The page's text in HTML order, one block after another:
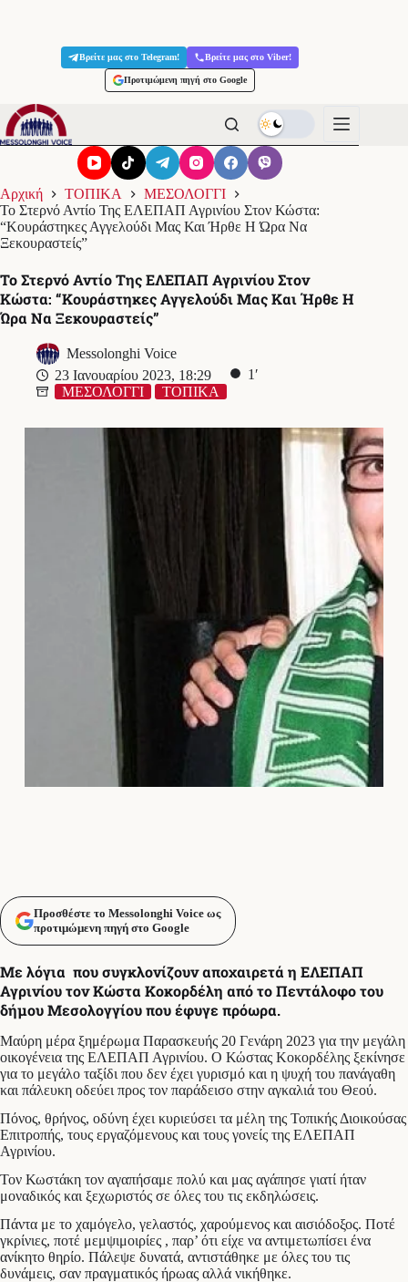
Βρείτε μας στο Telegram! Βρείτε μας στο Viber!
Προτιμώμενη πηγή στο Google
Αρχική ΤΟΠΙΚΑ
ΜΕΣΟΛΟΓΓΙ
Το Στερνό Αντίο Της ΕΛΕΠΑΠ Αγρινίου Στον Κώστα:
“Κουράστηκες Αγγελούδι Μας Και Ήρθε Η Ώρα Να
Ξεκουραστείς”
Το Στερνό Αντίο Της ΕΛΕΠΑΠ Αγρινίου Στον
Κώστα: “Κουράστηκες Αγγελούδι Μας Και Ήρθε Η
Ώρα Να Ξεκουραστείς”
Messolonghi Voice
23 Ιανουαρίου 2023, 18:29
1′
ΜΕΣΟΛΟΓΓΙ
ΤΟΠΙΚΑ
Προσθέστε το Messolonghi Voice ως
προτιμώμενη πηγή στο Google
Με λόγια που συγκλονίζουν αποχαιρετά η ΕΛΕΠΑΠ
Αγρινίου τον Κώστα Κοκορδέλη από το Πεντάλοφο του
δήμου Μεσολογγίου που έφυγε πρόωρα.
Μαύρη μέρα ξημέρωμα Παρασκευής 20 Γενάρη 2023 για την μεγάλη
οικογένεια της ΕΛΕΠΑΠ Αγρινίου. Ο Κώστας Κοκορδέλης ξεκίνησε
για το μεγάλο ταξίδι που δεν έχει γυρισμό και η ψυχή του πανάγαθη
και πάλευκη οδεύει προς τον παράδεισο στην αγκαλιά του Θεού.
Πόνος, θρήνος, οδύνη έχει κυριεύσει τα μέλη της Τοπικής Διοικούσας
Επιτροπής, τους εργαζόμενους και τους γονείς της ΕΛΕΠΑΠ
Αγρινίου.
Τον Κωστάκη τον αγαπήσαμε πολύ και μας αγάπησε γιατί ήταν
μοναδικός και ξεχωριστός σε όλες του τις εκδηλώσεις.
Πάντα με το χαμόγελο, γελαστός, χαρούμενος και αισιόδοξος. Ποτέ
γκρίνιες, ποτέ μεμψιμοιρίες , παρ’ ότι είχε να αντιμετωπίσει ένα
ανίκητο θηρίο. Πάλεψε δυνατά, αντιστάθηκε με όλες του τις
δυνάμεις, σαν πραγματικός ήρωας αλλά νικήθηκε.